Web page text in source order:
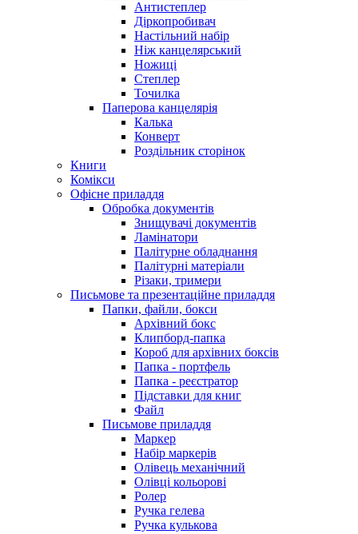
Антистеплер
Діркопробивач
Настільний набір
Ніж канцелярський
Ножиці
Степлер
Точилка
Паперова канцелярія
Калька
Конверт
Роздільник сторінок
Книги
Комікси
Офісне приладдя
Обробка документів
Знищувачі документів
Ламінатори
Палітурне обладнання
Палітурні матеріали
Різаки, тримери
Письмове та презентаційне приладдя
Папки, файли, бокси
Архівний бокс
Клипборд-папка
Короб для архівних боксів
Папка - портфель
Папка - реєстратор
Підставки для книг
Файл
Письмове приладдя
Маркер
Набір маркерів
Олівець механічний
Олівці кольорові
Ролер
Ручка гелева
Ручка кулькова